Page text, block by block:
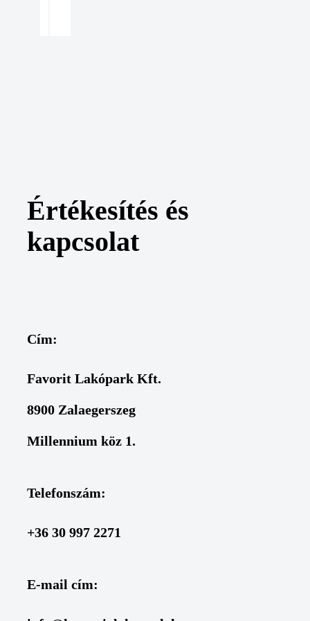
Értékesítés és
kapcsolat
Cím:
Favorit Lakópark Kft.
8900 Zalaegerszeg
Millennium köz 1.
Telefonszám:
+36 30 997 2271
E-mail cím: